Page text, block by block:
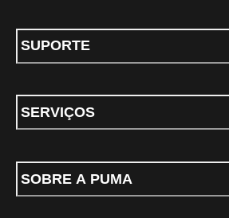
SUPORTE
SERVIÇOS
SOBRE A PUMA